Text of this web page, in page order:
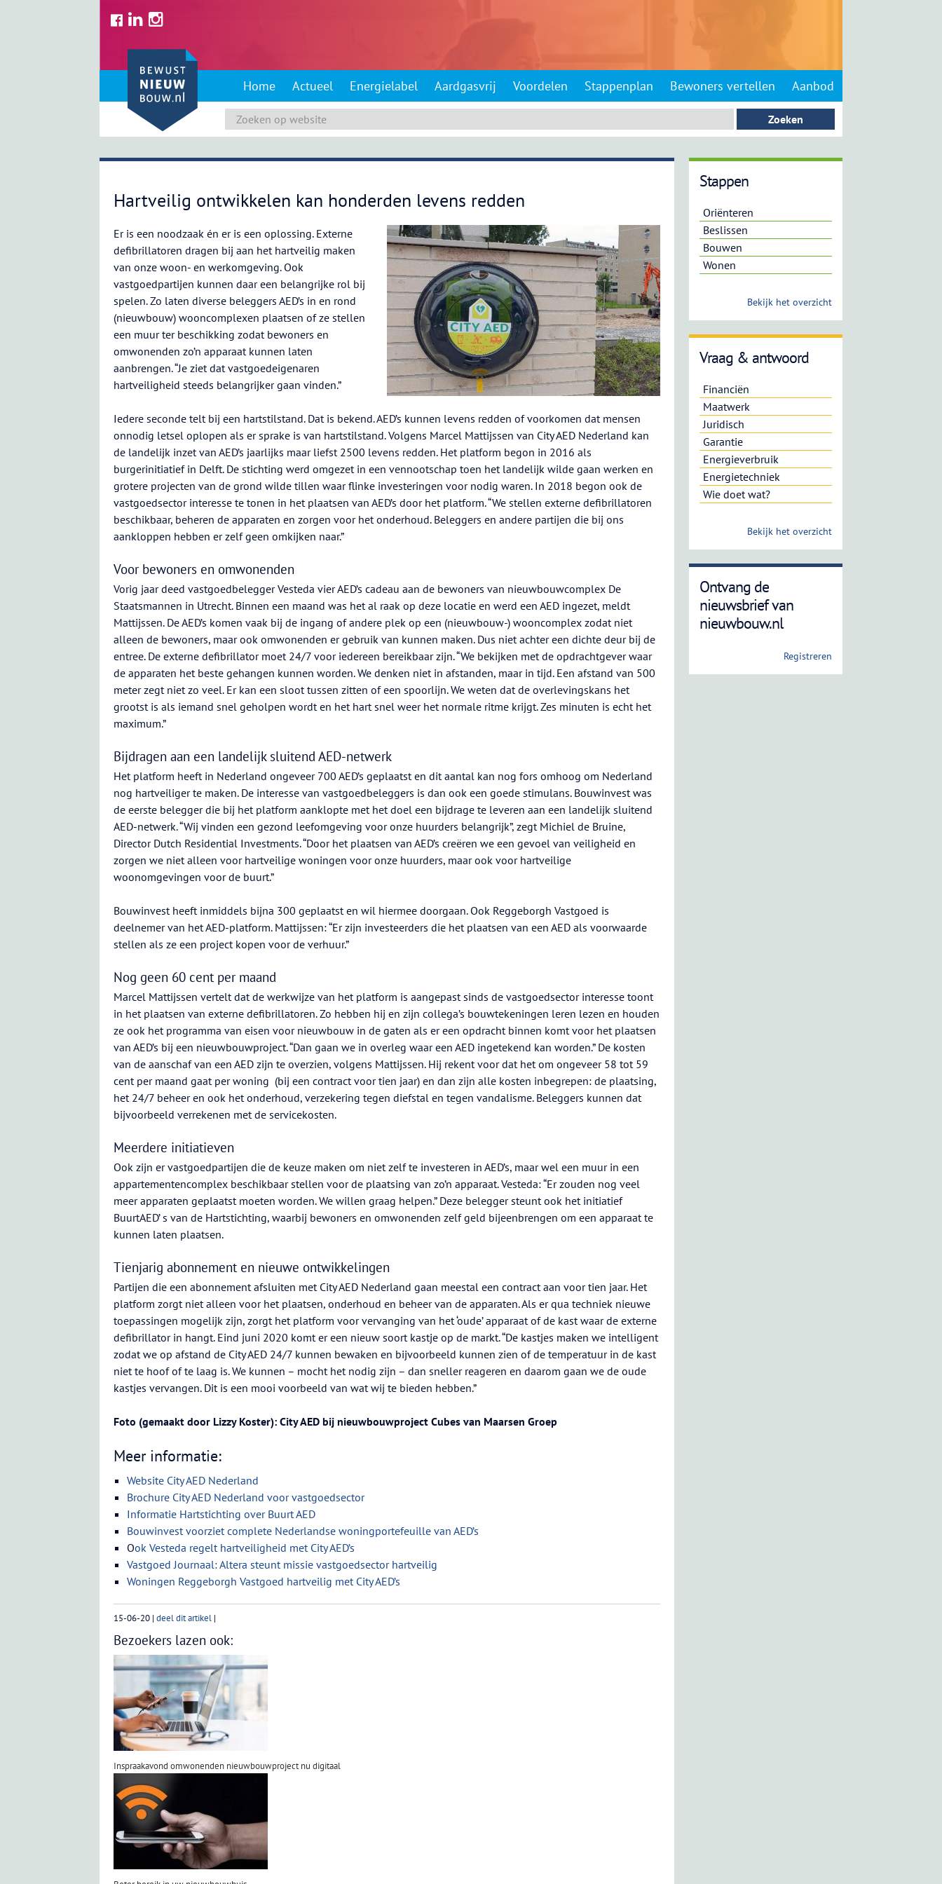
Home Actueel Energielabel Aardgasvrij Voordelen Stappenplan Bewoners vertellen Aanbod
Hartveilig ontwikkelen kan honderden levens redden
Er is een noodzaak én er is een oplossing. Externe
defibrillatoren dragen bij aan het hartveilig maken
van onze woon- en werkomgeving. Ook
vastgoedpartijen kunnen daar een belangrijke rol bij
spelen. Zo laten diverse beleggers AED’s in en rond
(nieuwbouw) wooncomplexen plaatsen of ze stellen
een muur ter beschikking zodat bewoners en
omwonenden zo’n apparaat kunnen laten
aanbrengen. “Je ziet dat vastgoedeigenaren
hartveiligheid steeds belangrijker gaan vinden.”
Iedere seconde telt bij een hartstilstand. Dat is bekend. AED’s kunnen levens redden of voorkomen dat mensen
onnodig letsel oplopen als er sprake is van hartstilstand. Volgens Marcel Mattijssen van City AED Nederland kan
de landelijk inzet van AED’s jaarlijks maar liefst 2500 levens redden. Het platform begon in 2016 als
burgerinitiatief in Delft. De stichting werd omgezet in een vennootschap toen het landelijk wilde gaan werken en
grotere projecten van de grond wilde tillen waar flinke investeringen voor nodig waren. In 2018 begon ook de
vastgoedsector interesse te tonen in het plaatsen van AED’s door het platform. “We stellen externe defibrillatoren
beschikbaar, beheren de apparaten en zorgen voor het onderhoud. Beleggers en andere partijen die bij ons
aankloppen hebben er zelf geen omkijken naar.”
Voor bewoners en omwonenden
Vorig jaar deed vastgoedbelegger Vesteda vier AED’s cadeau aan de bewoners van nieuwbouwcomplex De
Staatsmannen in Utrecht. Binnen een maand was het al raak op deze locatie en werd een AED ingezet, meldt
Mattijssen. De AED’s komen vaak bij de ingang of andere plek op een (nieuwbouw-) wooncomplex zodat niet
alleen de bewoners, maar ook omwonenden er gebruik van kunnen maken. Dus niet achter een dichte deur bij de
entree. De externe defibrillator moet 24/7 voor iedereen bereikbaar zijn. “We bekijken met de opdrachtgever waar
de apparaten het beste gehangen kunnen worden. We denken niet in afstanden, maar in tijd. Een afstand van 500
meter zegt niet zo veel. Er kan een sloot tussen zitten of een spoorlijn. We weten dat de overlevingskans het
grootst is als iemand snel geholpen wordt en het hart snel weer het normale ritme krijgt. Zes minuten is echt het
maximum.”
Bijdragen aan een landelijk sluitend AED-netwerk
Het platform heeft in Nederland ongeveer 700 AED’s geplaatst en dit aantal kan nog fors omhoog om Nederland
nog hartveiliger te maken. De interesse van vastgoedbeleggers is dan ook een goede stimulans. Bouwinvest was
de eerste belegger die bij het platform aanklopte met het doel een bijdrage te leveren aan een landelijk sluitend
AED-netwerk. “Wij vinden een gezond leefomgeving voor onze huurders belangrijk”, zegt Michiel de Bruine,
Director Dutch Residential Investments. “Door het plaatsen van AED’s creëren we een gevoel van veiligheid en
zorgen we niet alleen voor hartveilige woningen voor onze huurders, maar ook voor hartveilige
woonomgevingen voor de buurt.”
Bouwinvest heeft inmiddels bijna 300 geplaatst en wil hiermee doorgaan. Ook Reggeborgh Vastgoed is
deelnemer van het AED-platform. Mattijssen: “Er zijn investeerders die het plaatsen van een AED als voorwaarde
stellen als ze een project kopen voor de verhuur.”
Nog geen 60 cent per maand
Marcel Mattijssen vertelt dat de werkwijze van het platform is aangepast sinds de vastgoedsector interesse toont
in het plaatsen van externe defibrillatoren. Zo hebben hij en zijn collega’s bouwtekeningen leren lezen en houden
ze ook het programma van eisen voor nieuwbouw in de gaten als er een opdracht binnen komt voor het plaatsen
van AED’s bij een nieuwbouwproject. “Dan gaan we in overleg waar een AED ingetekend kan worden.” De kosten
van de aanschaf van een AED zijn te overzien, volgens Mattijssen. Hij rekent voor dat het om ongeveer 58 tot 59
cent per maand gaat per woning (bij een contract voor tien jaar) en dan zijn alle kosten inbegrepen: de plaatsing,
het 24/7 beheer en ook het onderhoud, verzekering tegen diefstal en tegen vandalisme. Beleggers kunnen dat
bijvoorbeeld verrekenen met de servicekosten.
Meerdere initiatieven
Ook zijn er vastgoedpartijen die de keuze maken om niet zelf te investeren in AED’s, maar wel een muur in een
appartementencomplex beschikbaar stellen voor de plaatsing van zo’n apparaat. Vesteda: “Er zouden nog veel
meer apparaten geplaatst moeten worden. We willen graag helpen.” Deze belegger steunt ook het initiatief
BuurtAED’ s van de Hartstichting, waarbij bewoners en omwonenden zelf geld bijeenbrengen om een apparaat te
kunnen laten plaatsen.
Tienjarig abonnement en nieuwe ontwikkelingen
Partijen die een abonnement afsluiten met City AED Nederland gaan meestal een contract aan voor tien jaar. Het
platform zorgt niet alleen voor het plaatsen, onderhoud en beheer van de apparaten. Als er qua techniek nieuwe
toepassingen mogelijk zijn, zorgt het platform voor vervanging van het ‘oude’ apparaat of de kast waar de externe
defibrillator in hangt. Eind juni 2020 komt er een nieuw soort kastje op de markt. “De kastjes maken we intelligent
zodat we op afstand de City AED 24/7 kunnen bewaken en bijvoorbeeld kunnen zien of de temperatuur in de kast
niet te hoof of te laag is. We kunnen – mocht het nodig zijn – dan sneller reageren en daarom gaan we de oude
kastjes vervangen. Dit is een mooi voorbeeld van wat wij te bieden hebben.”
Foto (gemaakt door Lizzy Koster): City AED bij nieuwbouwproject Cubes van Maarsen Groep
Meer informatie:
Website City AED Nederland
Brochure City AED Nederland voor vastgoedsector
Informatie Hartstichting over Buurt AED
Bouwinvest voorziet complete Nederlandse woningportefeuille van AED’s
Ook Vesteda regelt hartveiligheid met City AED’s
Vastgoed Journaal: Altera steunt missie vastgoedsector hartveilig
Woningen Reggeborgh Vastgoed hartveilig met City AED’s
15-06-20 | deel dit artikel |
Bezoekers lazen ook:
Inspraakavond omwonenden nieuwbouwproject nu digitaal
Stappen
Oriënteren
Beslissen
Bouwen
Wonen
Bekijk het overzicht
Vraag & antwoord
Financiën
Maatwerk
Juridisch
Garantie
Energieverbruik
Energietechniek
Wie doet wat?
Bekijk het overzicht
Ontvang de
nieuwsbrief van
nieuwbouw.nl
Registreren